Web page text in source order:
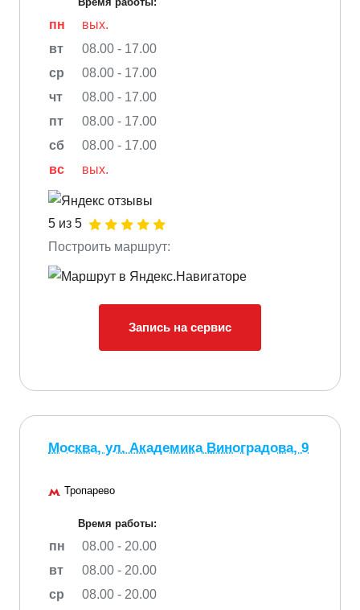
пн
вых.
вт
08.00 - 17.00
ср
08.00 - 17.00
чт
08.00 - 17.00
пт
08.00 - 17.00
сб
08.00 - 17.00
вс
вых.
5 из 5
Построить маршрут:
Запись на сервис
Москва, ул. Академика Виноградова, 9
Тропарево
Время работы:
пн
08.00 - 20.00
вт
08.00 - 20.00
ср
08.00 - 20.00